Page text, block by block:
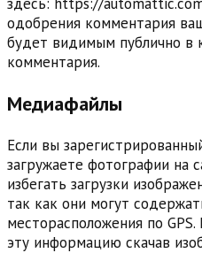
одобрения комментария
будет видимым публично в
комментария.
Медиафайлы
Если вы
загружаете фотографии на
избегать загрузки
так как они могут
месторасположения по
эту информацию скачав